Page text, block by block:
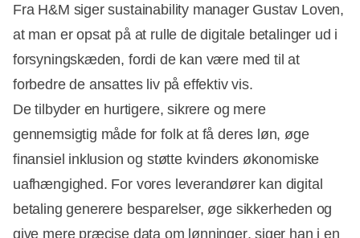
Fra H&M siger sustainability manager Gustav Loven,
at man er opsat på at rulle de digitale betalinger ud i
forsyningskæden, fordi de kan være med til at
forbedre de ansattes liv på effektiv vis.
De tilbyder en hurtigere, sikrere og mere
gennemsigtig måde for folk at få deres løn, øge
finansiel inklusion og støtte kvinders økonomiske
uafhængighed. For vores leverandører kan digital
betaling generere besparelser, øge sikkerheden og
give mere præcise data om lønninger, siger han i en